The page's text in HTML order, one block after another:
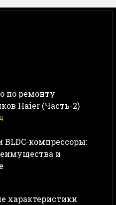
по ремонту
Haier (Часть-2)
компрессоры:
и
характеристики